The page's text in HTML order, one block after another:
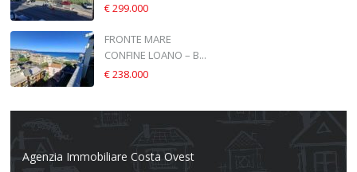
€ 299.000
FRONTE MARE
CONFINE LOANO – B...
€ 238.000
Agenzia Immobiliare Costa Ovest